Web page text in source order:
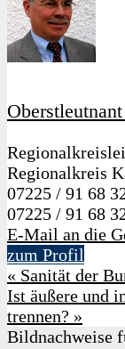
Regionalkreis
07225 / 91 68
07225 / 91 68
E-Mail an die
zum Profil
« Sanität der
Ist äußere und
trennen? »
Bildnachweise